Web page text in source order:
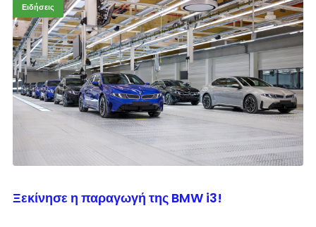
Ειδήσεις
Ξεκίνησε η παραγωγή της BMW i3!